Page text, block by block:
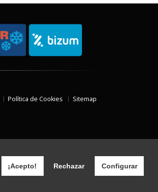
¡Acepto! Rechazar Configurar
Política de Cookies Sitemap